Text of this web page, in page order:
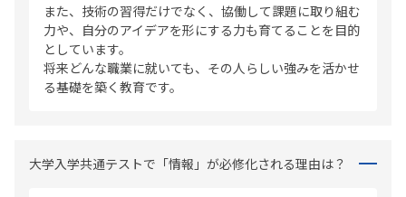
また、技術の習得だけでなく、協働して課題に取り組む
力や、自分のアイデアを形にする力も育てることを目的
としています。
将来どんな職業に就いても、その人らしい強みを活かせ
る基礎を築く教育です。
大学入学共通テストで「情報」が必修化される理由は？